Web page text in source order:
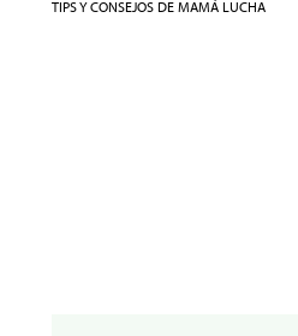
TIPS Y CONSEJOS DE MAMÁ LUCHA